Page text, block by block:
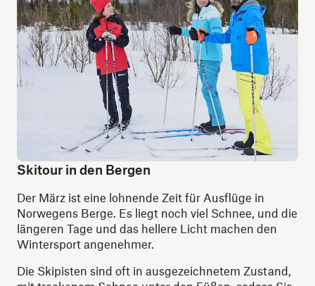
Skitour in den Bergen
Der März ist eine lohnende Zeit für Ausflüge in
Norwegens Berge. Es liegt noch viel Schnee, und die
längeren Tage und das hellere Licht machen den
Wintersport angenehmer.
Die Skipisten sind oft in ausgezeichnetem Zustand,